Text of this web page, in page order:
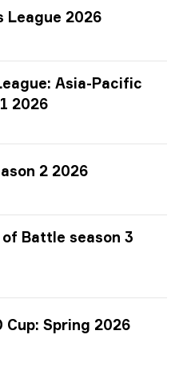
League 2026
Asia-Pacific
2026
2 2026
Battle season 3
Cup: Spring 2026